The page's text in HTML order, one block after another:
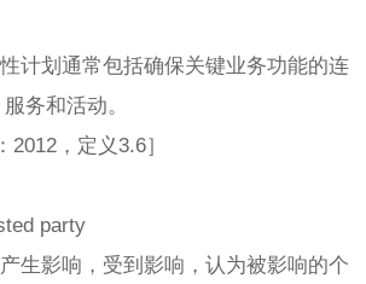
划通常包括确保关键业务功能的连
务和活动。
，定义3.6］
party
影响，受到影响，认为被影响的个